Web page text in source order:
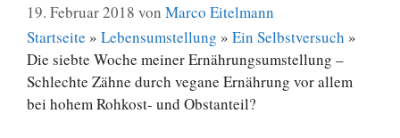
19. Februar 2018 von Marco Eitelmann
Startseite » Lebensumstellung » Ein Selbstversuch »
Die siebte Woche meiner Ernährungsumstellung –
Schlechte Zähne durch vegane Ernährung vor allem
bei hohem Rohkost- und Obstanteil?